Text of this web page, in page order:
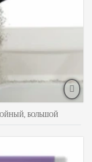
БОЛЬШОЙ